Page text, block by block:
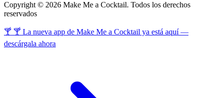
Copyright © 2026 Make Me a Cocktail. Todos los derechos
reservados
🍸 🍸 La nueva app de Make Me a Cocktail ya está aquí —
descárgala ahora